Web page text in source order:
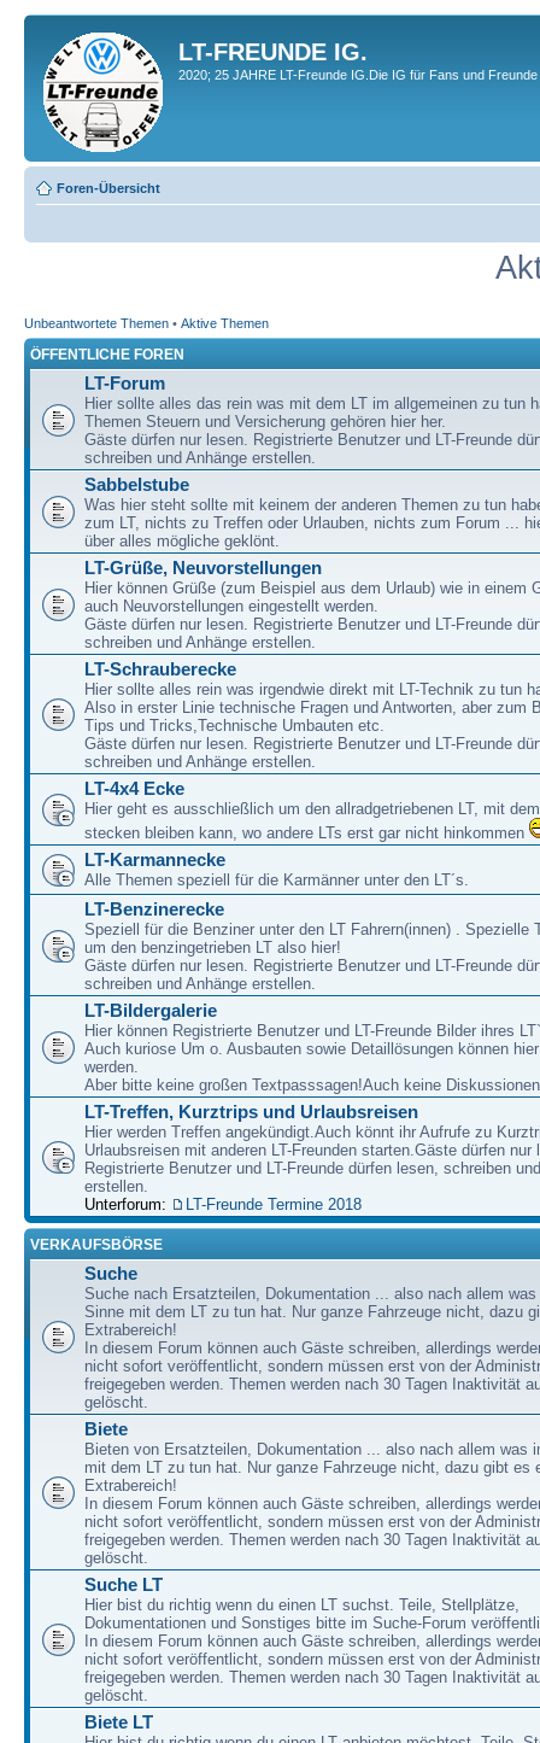
LT-FREUNDE IG.
2020; 25 JAHRE LT-Freunde IG.Die IG für Fans und
Foren-Übersicht
Unbeantwortete Themen • Aktive Themen
ÖFFENTLICHE FOREN
LT-Forum
Hier sollte alles das rein was mit dem LT im allgemeinen zu tun
Themen Steuern und Versicherung gehören hier her.
Gäste dürfen nur lesen. Registrierte Benutzer und LT-Freunde
schreiben und Anhänge erstellen.
Sabbelstube
Was hier steht sollte mit keinem der anderen Themen zu tun
zum LT, nichts zu Treffen oder Urlauben, nichts zum Forum ...
über alles mögliche geklönt.
LT-Grüße, Neuvorstellungen
Hier können Grüße (zum Beispiel aus dem Urlaub) wie in einem
auch Neuvorstellungen eingestellt werden.
Gäste dürfen nur lesen. Registrierte Benutzer und LT-Freunde
schreiben und Anhänge erstellen.
LT-Schrauberecke
Hier sollte alles rein was irgendwie direkt mit LT-Technik zu tun
Also in erster Linie technische Fragen und Antworten, aber zum
Tips und Tricks,Technische Umbauten etc.
Gäste dürfen nur lesen. Registrierte Benutzer und LT-Freunde
schreiben und Anhänge erstellen.
LT-4x4 Ecke
Hier geht es ausschließlich um den allradgetriebenen LT, mit
stecken bleiben kann, wo andere LTs erst gar nicht hinkommen
LT-Karmannecke
Alle Themen speziell für die Karmänner unter den LT´s.
LT-Benzinerecke
Speziell für die Benziner unter den LT Fahrern(innen) . Spezielle
um den benzingetrieben LT also hier!
Gäste dürfen nur lesen. Registrierte Benutzer und LT-Freunde
schreiben und Anhänge erstellen.
LT-Bildergalerie
Hier können Registrierte Benutzer und LT-Freunde Bilder ihres
Auch kuriose Um o. Ausbauten sowie Detaillösungen können
werden.
Aber bitte keine großen Textpasssagen!Auch keine
LT-Treffen, Kurztrips und Urlaubsreisen
Hier werden Treffen angekündigt.Auch könnt ihr Aufrufe zu
Urlaubsreisen mit anderen LT-Freunden starten.Gäste dürfen nur
Registrierte Benutzer und LT-Freunde dürfen lesen, schreiben
erstellen.
Unterforum:
LT-Freunde Termine 2018
VERKAUFSBÖRSE
Suche
Suche nach Ersatzteilen, Dokumentation ... also nach allem
Sinne mit dem LT zu tun hat. Nur ganze Fahrzeuge nicht, dazu
Extrabereich!
In diesem Forum können auch Gäste schreiben, allerdings
nicht sofort veröffentlicht, sondern müssen erst von der
freigegeben werden. Themen werden nach 30 Tagen Inaktivität
gelöscht.
Biete
Bieten von Ersatzteilen, Dokumentation ... also nach allem was
mit dem LT zu tun hat. Nur ganze Fahrzeuge nicht, dazu gibt es
Extrabereich!
In diesem Forum können auch Gäste schreiben, allerdings
nicht sofort veröffentlicht, sondern müssen erst von der
freigegeben werden. Themen werden nach 30 Tagen Inaktivität
gelöscht.
Suche LT
Hier bist du richtig wenn du einen LT suchst. Teile, Stellplätze,
Dokumentationen und Sonstiges bitte im Suche-Forum
In diesem Forum können auch Gäste schreiben, allerdings
nicht sofort veröffentlicht, sondern müssen erst von der
freigegeben werden. Themen werden nach 30 Tagen Inaktivität
gelöscht.
Biete LT